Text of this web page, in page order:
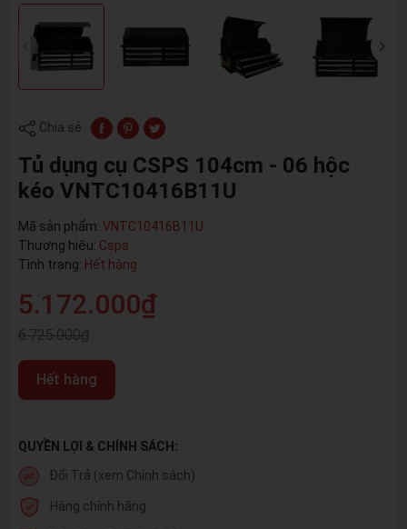
Chia sẻ
Tủ dụng cụ CSPS 104cm - 06 hộc
kéo VNTC10416B11U
Mã sản phẩm: VNTC10416B11U
Thương hiệu: Csps
Tình trạng: Hết hàng
5.172.000₫
6.725.000₫
Hết hàng
QUYỀN LỢI & CHÍNH SÁCH:
Đổi Trả (xem Chính sách)
Hàng chính hãng